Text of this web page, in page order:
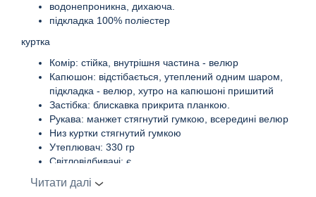
водонепроникна, дихаюча.
підкладка 100% поліестер
куртка
Комір: стійка, внутрішня частина - велюр
Капюшон: відстібається, утеплений одним шаром,
підкладка - велюр, хутро на капюшоні пришитий
Застібка: блискавка прикрита планкою.
Рукава: манжет стягнутий гумкою, всередині велюр
Низ куртки стягнутий гумкою
Утеплювач: 330 гр
Світловідбивачі: є
Напівкомбінезон
Читати далі